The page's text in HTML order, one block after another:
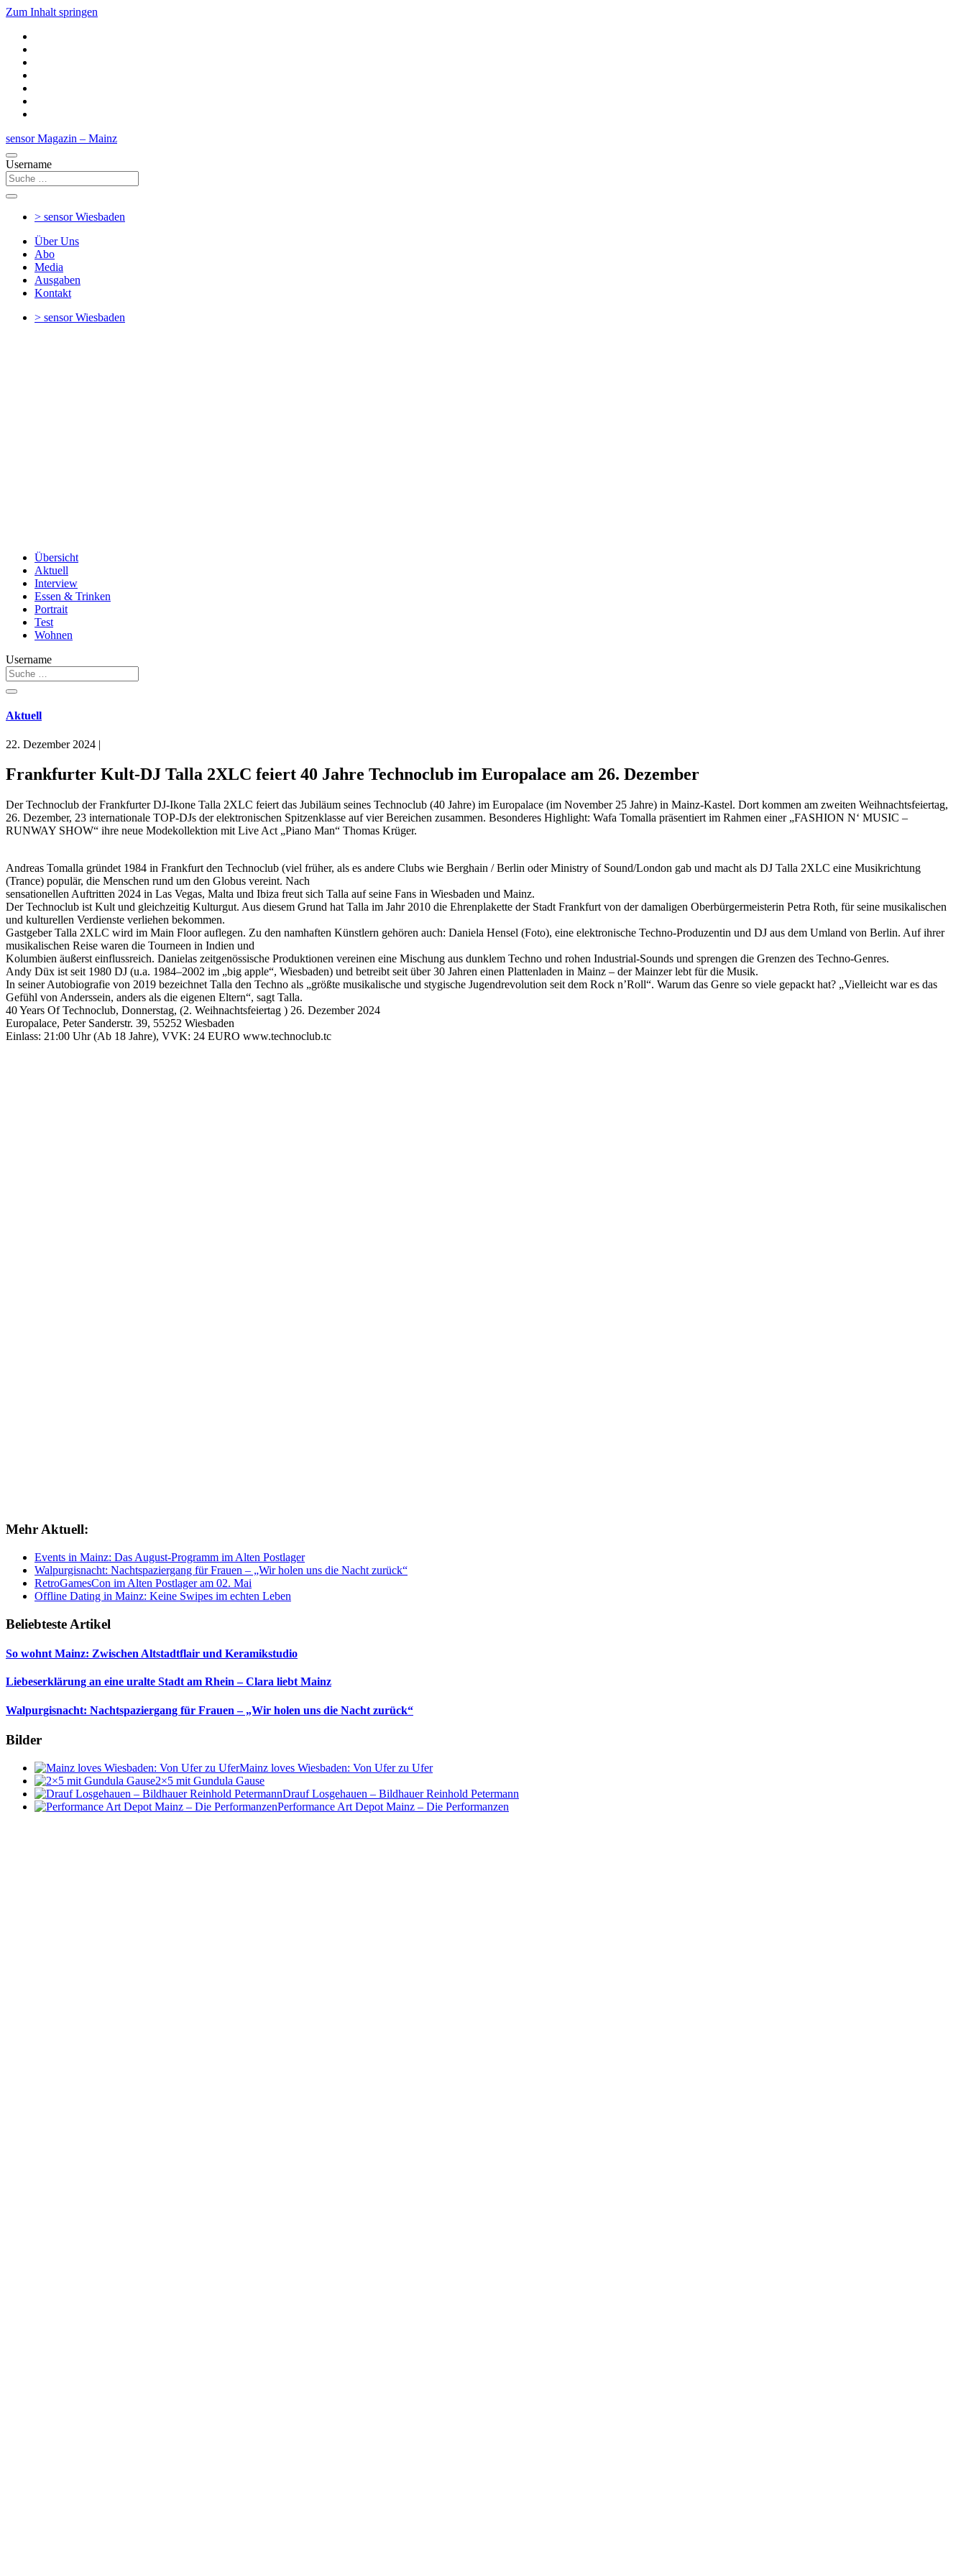
Zum Inhalt springen
sensor Magazin – Mainz
Username
> sensorWiesbaden
Über Uns
Abo
Media
Ausgaben
Kontakt
> sensorWiesbaden
Übersicht
Aktuell
Interview
Essen & Trinken
Portrait
Test
Wohnen
Username
Aktuell
22. Dezember 2024 |
Frankfurter Kult-DJ Talla 2XLC feiert 40 Jahre Technoclub im Europalace am 26. Dezember
Der Technoclub der Frankfurter DJ-Ikone Talla 2XLC feiert das Jubiläum seines Technoclub (40 Jahre) im Europalace (im November 25 Jahre) in Mainz-Kastel. Dort kommen am zweiten Weihnachtsfeiertag,
26. Dezember, 23 internationale TOP-DJs der elektronischen Spitzenklasse auf vier Bereichen zusammen. Besonderes Highlight: Wafa Tomalla präsentiert im Rahmen einer „FASHION N‘ MUSIC –
RUNWAY SHOW“ ihre neue Modekollektion mit Live Act „Piano Man“ Thomas Krüger.
Andreas Tomalla gründet 1984 in Frankfurt den Technoclub (viel früher, als es andere Clubs wie Berghain / Berlin oder Ministry of Sound/London gab und macht als DJ Talla 2XLC eine Musikrichtung
(Trance) populär, die Menschen rund um den Globus vereint. Nach
sensationellen Auftritten 2024 in Las Vegas, Malta und Ibiza freut sich Talla auf seine Fans in Wiesbaden und Mainz.
Der Technoclub ist Kult und gleichzeitig Kulturgut. Aus diesem Grund hat Talla im Jahr 2010 die Ehrenplakette der Stadt Frankfurt von der damaligen Oberbürgermeisterin Petra Roth, für seine musikalischen
und kulturellen Verdienste verliehen bekommen.
Gastgeber Talla 2XLC wird im Main Floor auflegen. Zu den namhaften Künstlern gehören auch: Daniela Hensel (Foto), eine elektronische Techno-Produzentin und DJ aus dem Umland von Berlin. Auf ihrer
musikalischen Reise waren die Tourneen in Indien und
Kolumbien äußerst einflussreich. Danielas zeitgenössische Produktionen vereinen eine Mischung aus dunklem Techno und rohen Industrial-Sounds und sprengen die Grenzen des Techno-Genres.
Andy Düx ist seit 1980 DJ (u.a. 1984–2002 im „big apple“, Wiesbaden) und betreibt seit über 30 Jahren einen Plattenladen in Mainz – der Mainzer lebt für die Musik.
In seiner Autobiografie von 2019 bezeichnet Talla den Techno als „größte musikalische und stygische Jugendrevolution seit dem Rock n’Roll“. Warum das Genre so viele gepackt hat? „Vielleicht war es das
Gefühl von Anderssein, anders als die eigenen Eltern“, sagt Talla.
40 Years Of Technoclub, Donnerstag, (2. Weihnachtsfeiertag ) 26. Dezember 2024
Europalace, Peter Sanderstr. 39, 55252 Wiesbaden
Einlass: 21:00 Uhr (Ab 18 Jahre), VVK: 24 EURO www.technoclub.tc
Mehr Aktuell:
Events in Mainz: Das August-Programm im Alten Postlager
Walpurgisnacht: Nachtspaziergang für Frauen – „Wir holen uns die Nacht zurück“
RetroGamesCon im Alten Postlager am 02. Mai
Offline Dating in Mainz: Keine Swipes im echten Leben
Beliebteste Artikel
So wohnt Mainz: Zwischen Altstadtflair und Keramikstudio
Liebeserklärung an eine uralte Stadt am Rhein – Clara liebt Mainz
Walpurgisnacht: Nachtspaziergang für Frauen – „Wir holen uns die Nacht zurück“
Bilder
Mainz loves Wiesbaden: Von Ufer zu Ufer
2×5 mit Gundula Gause
Drauf Losgehauen – Bildhauer Reinhold Petermann
Performance Art Depot Mainz – Die Performanzen